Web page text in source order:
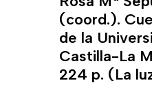
(coord.).
de la
Castilla-La
224 p. (La